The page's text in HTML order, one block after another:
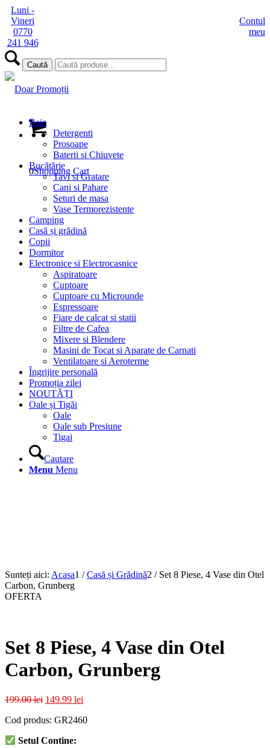
Luni -
Vineri
0770
241 946
Contul
meu
0Shopping Cart
Baie
Detergenti
Prosoape
Baterii si Chiuvete
Bucătărie
Tavi si Gratare
Cani si Pahare
Seturi de masa
Vase Termorezistente
Camping
Casă și grădină
Copii
Dormitor
Electronice si Electrocasnice
Aspiratoare
Cuptoare
Cuptoare cu Microunde
Espressoare
Fiare de calcat si statii
Filtre de Cafea
Mixere si Blendere
Masini de Tocat si Aparate de Carnati
Ventilatoare si Aeroterme
Îngrijire personală
Promoția zilei
NOUTĂȚI
Oale și Tigăi
Oale
Oale sub Presiune
Tigai
Cautare
Menu Menu
Sunteți aici: Acasa1 / Casă și Grădină2 / Set 8 Piese, 4 Vase din Otel
Carbon, Grunberg
OFERTA
Set 8 Piese, 4 Vase din Otel
Carbon, Grunberg
199.00lei Prețul
a
199.00 lei.
149.99 lei
este:
Cod produs: GR2460
Setul Contine: